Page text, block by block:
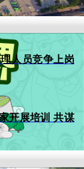
人员竞争上岗
培训 共谋